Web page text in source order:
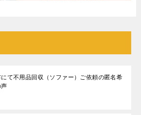
て不用品回収（ソファー）ご依頼の匿名希